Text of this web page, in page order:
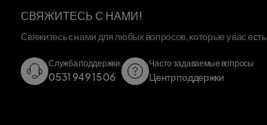
СВЯЖИТЕСЬ С НАМИ!
Свяжитесь с нами для любых вопросов, которые у вас есть.
Служба поддержки:
0531 949 15 06
Часто задаваемые вопросы
Центр поддержки